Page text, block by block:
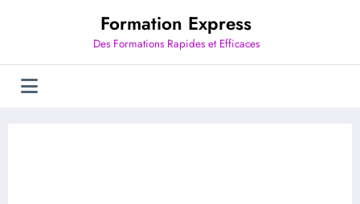
Formation Express
Des Formations Rapides et Efficaces